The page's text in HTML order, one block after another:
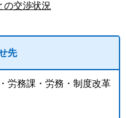
の交渉状況
先
労務課・労務・制度改革